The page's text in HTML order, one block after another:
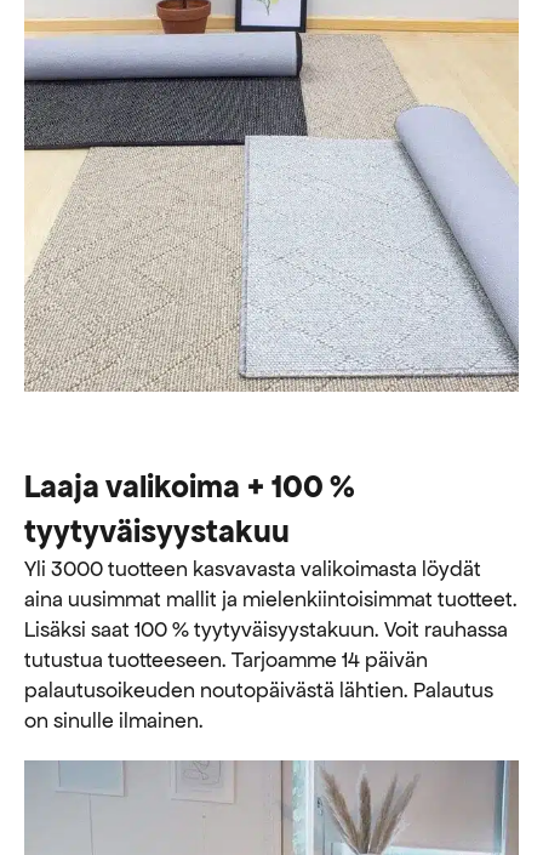
Laaja valikoima + 100 %
tyytyväisyystakuu
Yli 3000 tuotteen kasvavasta valikoimasta löydät
aina uusimmat mallit ja mielenkiintoisimmat tuotteet.
Lisäksi saat 100 % tyytyväisyystakuun. Voit rauhassa
tutustua tuotteeseen. Tarjoamme 14 päivän
palautusoikeuden noutopäivästä lähtien. Palautus
on sinulle ilmainen.